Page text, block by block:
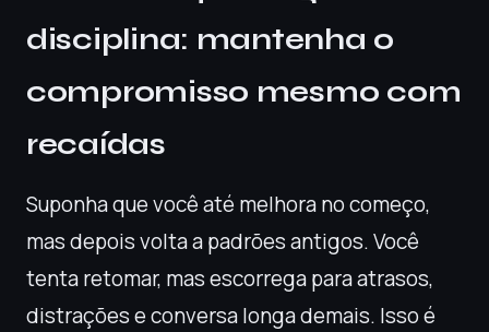
disciplina: mantenha o
compromisso mesmo com
recaídas
Suponha que você até melhora no começo,
mas depois volta a padrões antigos. Você
tenta retomar, mas escorrega para atrasos,
distrações e conversa longa demais. Isso é